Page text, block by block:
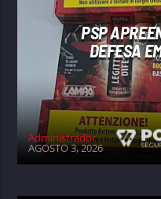
PSP
DEFESA
Administrador
AGOSTO 3, 2026